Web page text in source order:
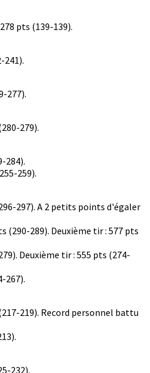
pts (139-139).
241).
277).
279).
284).
259).
297). A 2 petits points d'égaler
(290-289). Deuxième tir : 577 pts
Deuxième tir : 555 pts (274-
267).
219). Record personnel battu
232).